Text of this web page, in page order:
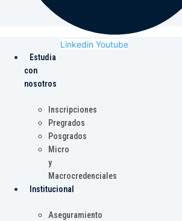
Linkedin Youtube
Estudia
con
nosotros
Inscripciones
Pregrados
Posgrados
Micro
y
Macrocredenciales
Institucional
Aseguramiento